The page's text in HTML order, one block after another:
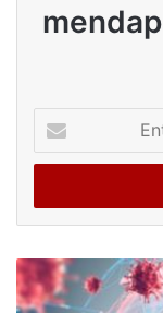
your
Email